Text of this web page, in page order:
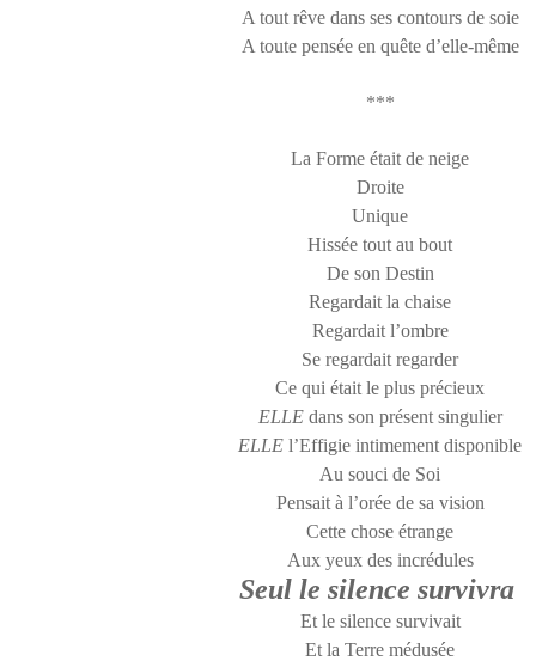
A tout rêve dans ses contours de soie
A toute pensée en quête d’elle-même
***
La Forme était de neige
Droite
Unique
Hissée tout au bout
De son Destin
Regardait la chaise
Regardait l’ombre
Se regardait regarder
Ce qui était le plus précieux
ELLEdans son présent singulier
ELLE l’Effigie intimement disponible
Au souci de Soi
Pensait à l’orée de sa vision
Cette chose étrange
Aux yeux des incrédules
Seul le silence survivra
Et le silence survivait
Et la Terre médusée